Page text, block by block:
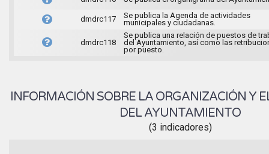
dmdrc117
Se publica la Agenda de actividades
municipales y ciudadanas.
dmdrc118
Se publica una relación de puestos de
del Ayuntamiento, así como las
por puesto.
INFORMACIÓN SOBRE LA ORGANIZACIÓN Y
DEL AYUNTAMIENTO
(3 indicadores)